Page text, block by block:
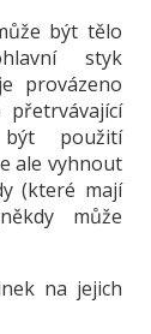
být tělo
styk
provázeno
použití
ale vyhnout
(které mají
může
na jejich